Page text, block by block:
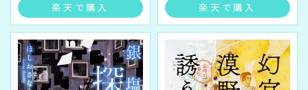
楽天で購入 楽天で購入